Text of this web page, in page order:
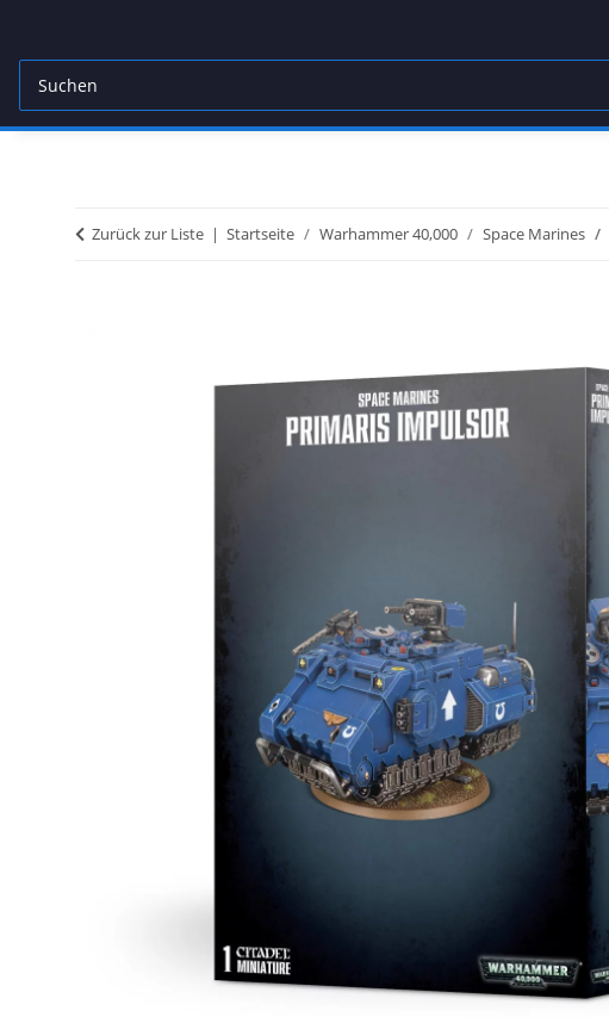
Zurück zur Liste Startseite Warhammer 40,000 Space Marines